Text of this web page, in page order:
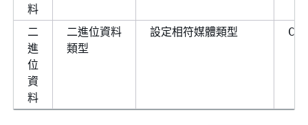
料
二
進
位
資
料
二進位資料
類型
設定相符媒體類型